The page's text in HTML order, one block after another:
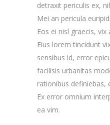
detraxit periculis ex,
Mei an pericula
Eos ei nisl graecis,
Eius lorem tincidunt
sensibus id, error
facilisis urbanitas
rationibus definiebas,
Ex error omnium
ea vim.